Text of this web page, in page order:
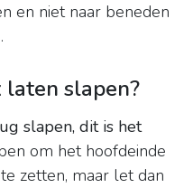
en niet naar beneden
laten slapen?
slapen, dit is het
om het hoofdeinde
zetten, maar let dan